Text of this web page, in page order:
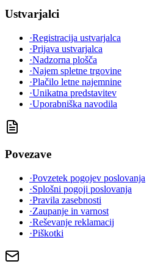
Ustvarjalci
·Registracija ustvarjalca
·Prijava ustvarjalca
·Nadzorna plošča
·Najem spletne trgovine
·Plačilo letne najemnine
·Unikatna predstavitev
·Uporabniška navodila
Povezave
·Povzetek pogojev poslovanja
·Splošni pogoji poslovanja
·Pravila zasebnosti
·Zaupanje in varnost
·Reševanje reklamacij
·Piškotki